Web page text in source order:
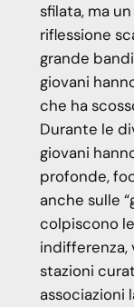
sfilata, ma
riflessione
grande
giovani
che ha
Durante le
giovani
profonde,
anche sulle
colpiscono
indifferenza,
stazioni
associazioni